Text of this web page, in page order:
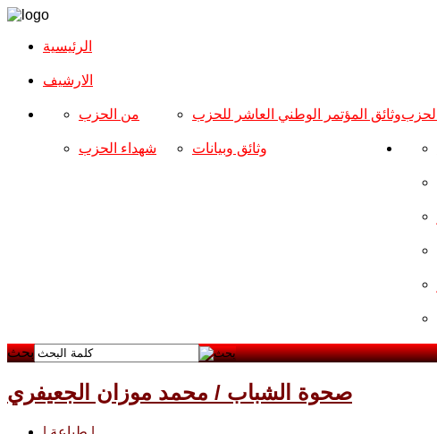
الرئيسية
الارشیف
الحزب من الحزب
شهداء الحزب
وثائق المؤتمر الوطني العاشر للحزب
وثائق وبيانات
بحث
صحوة الشباب / محمد موزان الجعيفري